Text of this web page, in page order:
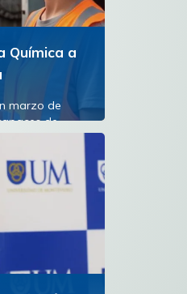
Química a
marzo de
de
los procesos